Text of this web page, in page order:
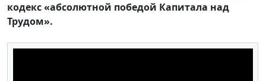
кодекс «абсолютной победой Капитала над
Трудом».